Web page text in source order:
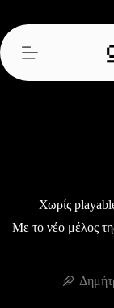
περιεχόμενο
Χωρίς
Με το νέο μέλος